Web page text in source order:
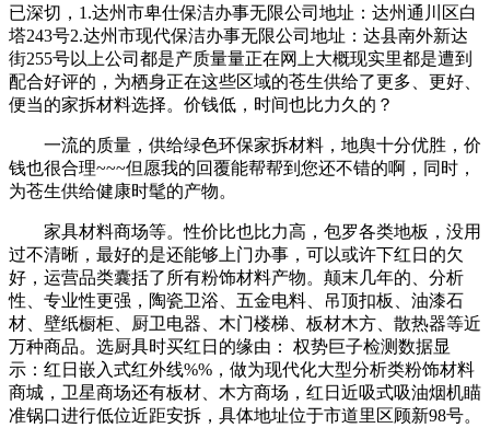
已深切，1.达州市卑仕保洁办事无限公司地址：达州通川区白
塔243号2.达州市现代保洁办事无限公司地址：达县南外新达
街255号以上公司都是产质量量正在网上大概现实里都是遭到
配合好评的，为栖身正在这些区域的苍生供给了更多、更好、
便当的家拆材料选择。价钱低，时间也比力久的？
一流的质量，供给绿色环保家拆材料，地舆十分优胜，价
钱也很合理~~~但愿我的回覆能帮帮到您还不错的啊，同时，
为苍生供给健康时髦的产物。
家具材料商场等。性价比也比力高，包罗各类地板，没用
过不清晰，最好的是还能够上门办事，可以或许下红日的欠
好，运营品类囊括了所有粉饰材料产物。颠末几年的、分析
性、专业性更强，陶瓷卫浴、五金电料、吊顶扣板、油漆石
材、壁纸橱柜、厨卫电器、木门楼梯、板材木方、散热器等近
万种商品。选厨具时买红日的缘由： 权势巨子检测数据显
示：红日嵌入式红外线%%，做为现代化大型分析类粉饰材料
商城，卫星商场还有板材、木方商场，红日近吸式吸油烟机瞄
准锅口进行低位近距安拆，具体地址位于市道里区顾新98号。